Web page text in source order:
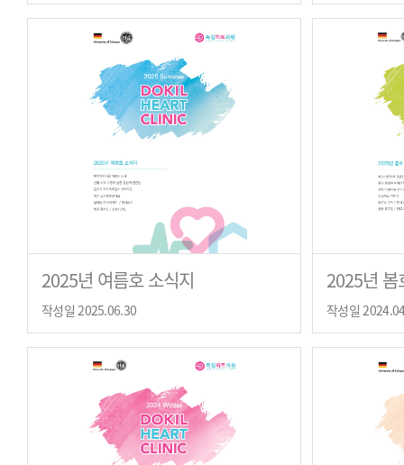
2025년 여름호 소식지
작성일 2025.06.30
2025년 봄
작성일